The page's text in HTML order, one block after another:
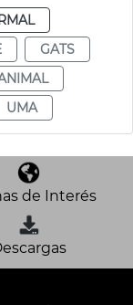
GATS
UMA
de Interés